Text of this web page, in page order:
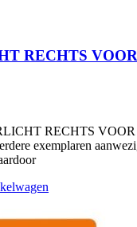
RECHTS
RECHTS
exemplaren